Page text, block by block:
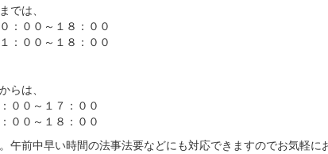
では、
：００～１８：００
：００～１８：００
らは、
００～１７：００
００～１８：００
午前中早い時間の法事法要などにも対応できますのでお気軽に